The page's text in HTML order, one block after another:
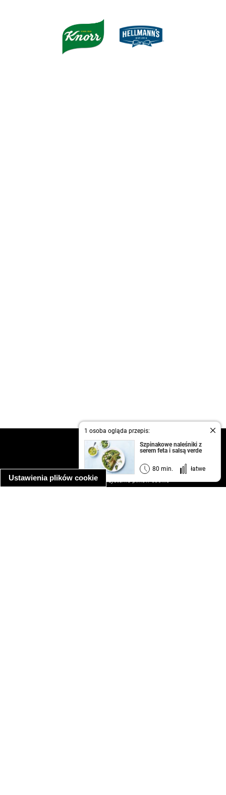
Ustawienia plików cookie
1 osoba ogląda przepis:
Szpinakowe naleśniki z
serem feta i salsą verde
80 min. łatwe
kontakt
regulamin
informacja o prywatności
informacja o wykorzystaniu plików cookie